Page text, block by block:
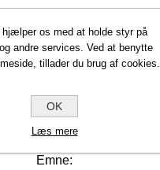
Dit navn
Din e-mail
Emne:
hjælper os med at holde styr på
andre services. Ved at benytte
tillader du brug af cookies.
OK
Læs mere